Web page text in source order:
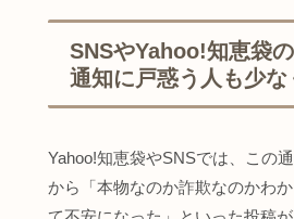
SNSやYahoo!知恵袋
通知に戸惑う人も少な
Yahoo!知恵袋やSNSでは、この
から「本物なのか詐欺なのかわ